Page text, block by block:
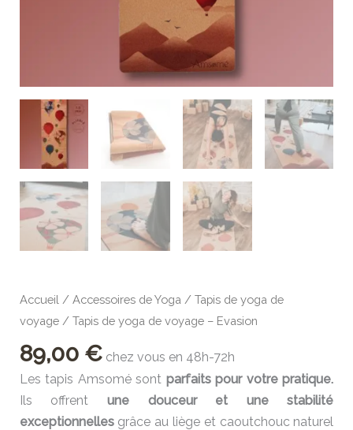
Accueil / Accessoires de Yoga / Tapis de yoga de
voyage/ Tapis de yoga de voyage – Evasion
89,00 € chez vous en 48h-72h
Les tapis Amsomé sont parfaits pour votre pratique.
Ils offrent une douceur et une stabilité
exceptionnellesgrâce au liège et caoutchouc naturel